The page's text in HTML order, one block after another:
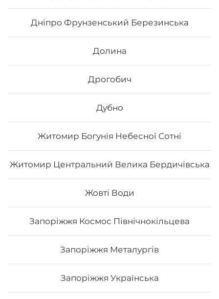
Дніпро Фрунзенський Березинська
Долина
Дрогобич
Дубно
Житомир Богунія Небесної Сотні
Житомир Центральний Велика Бердичівська
Жовті Води
Запоріжжя Космос Північнокільцева
Запоріжжя Металургів
Запоріжжя Українська
Кітто рол
Склад: рис, норі, манго, маринований гарбуз, сир
352